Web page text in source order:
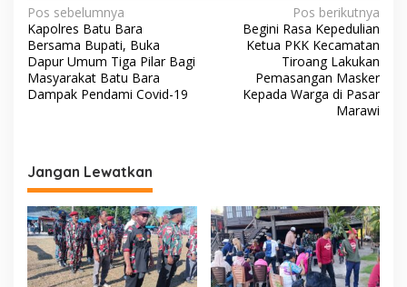
N
a
v
i
s
i
p
o
s
Pos sebelumnya
Kapolres Batu Bara
Bersama Bupati, Buka
Dapur Umum Tiga Pilar Bagi
Masyarakat Batu Bara
Dampak Pendami Covid-19
Pos berikutnya
Begini Rasa Kepedulian
Ketua PKK Kecamatan
Tiroang Lakukan
Pemasangan Masker
Kepada Warga di Pasar
Marawi
Jangan Lewatkan